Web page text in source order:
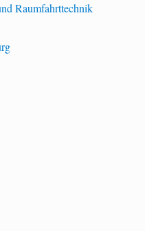
Raumfahrttechnik